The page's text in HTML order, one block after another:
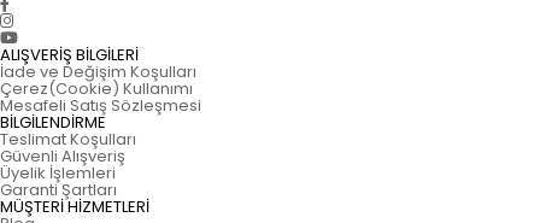
ALIŞVERİŞ BİLGİLERİ
İade ve Değişim Koşulları
Çerez(Cookie) Kullanımı
Mesafeli Satış Sözleşmesi
BİLGİLENDİRME
Teslimat Koşulları
Güvenli Alışveriş
Üyelik İşlemleri
Garanti Şartları
MÜŞTERİ HİZMETLERİ